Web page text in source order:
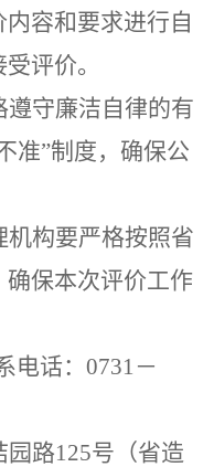
容和要求进行自
评价。
遵守廉洁自律的有
准”制度，确保公
机构要严格按照省
保本次评价工作
话：0731－
路125号（省造